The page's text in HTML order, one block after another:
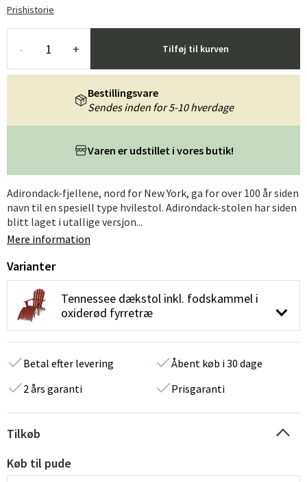
Prishistorie
- + Tilføj til kurven
Varen er udstillet i vores butik!
Bestillingsvare
Sendes inden for 5-10 hverdage
Adirondack-fjellene, nord for New York, ga for over 100 år siden
navn til en spesiell type hvilestol. Adirondack-stolen har siden
blitt laget i utallige versjon...
Mere information
Varianter
Tennessee dækstol inkl. fodskammel i
oxiderød fyrretræ
Betal efter levering
Åbent køb i 30 dage
2 års garanti
Prisgaranti
Tilkøb
Køb til pude